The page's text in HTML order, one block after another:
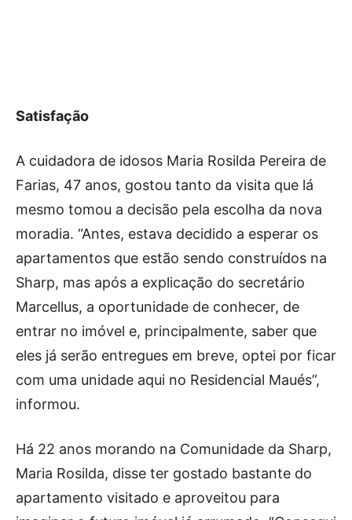
Satisfação
A cuidadora de idosos Maria Rosilda Pereira de
Farias, 47 anos, gostou tanto da visita que lá
mesmo tomou a decisão pela escolha da nova
moradia. “Antes, estava decidido a esperar os
apartamentos que estão sendo construídos na
Sharp, mas após a explicação do secretário
Marcellus, a oportunidade de conhecer, de
entrar no imóvel e, principalmente, saber que
eles já serão entregues em breve, optei por ficar
com uma unidade aqui no Residencial Maués”,
informou.
Há 22 anos morando na Comunidade da Sharp,
Maria Rosilda, disse ter gostado bastante do
apartamento visitado e aproveitou para